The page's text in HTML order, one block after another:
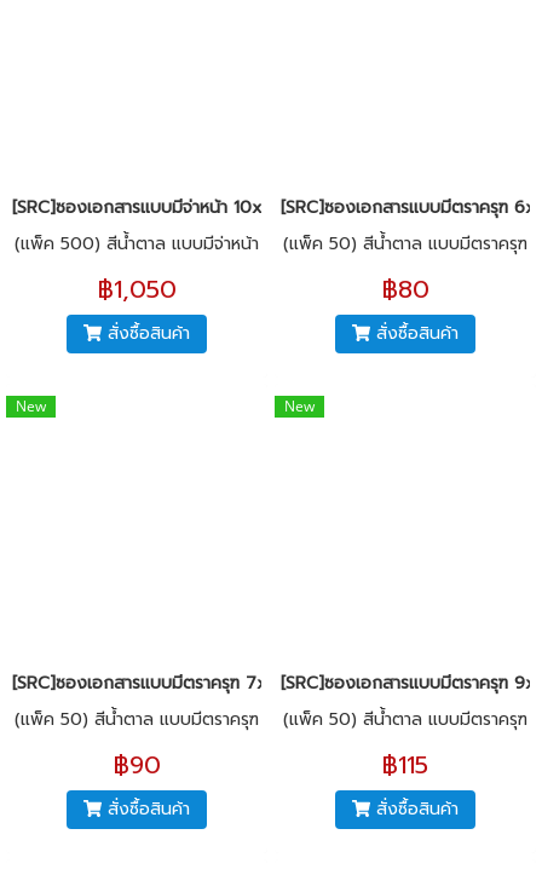
[SRC]ซองเอกสารแบบมีจ่าหน้า 10x15"(KI125)
(แพ็ค 500) สีน้ำตาล แบบมีจ่าหน้า
฿1,050
สั่งซื้อสินค้า
[SRC]ซองเอกสารแบบมีตราครุฑ
(แพ็ค 50) สีน้ำตาล แบบมีตราครุฑ
฿80
สั่งซื้อสินค้า
New
[SRC]ซองเอกสารแบบมีตราครุฑ 7x10"(KI125)
(แพ็ค 50) สีน้ำตาล แบบมีตราครุฑ
฿90
สั่งซื้อสินค้า
New
[SRC]ซองเอกสารแบบมีตราครุฑ
(แพ็ค 50) สีน้ำตาล แบบมีตราครุฑ
฿115
สั่งซื้อสินค้า